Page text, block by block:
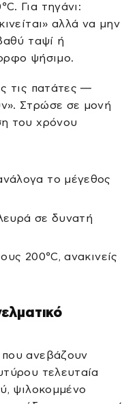
Για τηγάνι:
αλλά να μην
ταψί ή
ψήσιμο.
τις πατάτες —
Στρώσε σε μονή
του χρόνου
το μέγεθος
σε δυνατή
200°C, ανακινείς
που ανεβάζουν
τελευταία
ψιλοκομμένο